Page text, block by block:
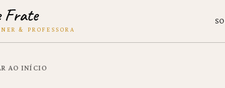
Frate
& PROFESSORA
AO INÍCIO